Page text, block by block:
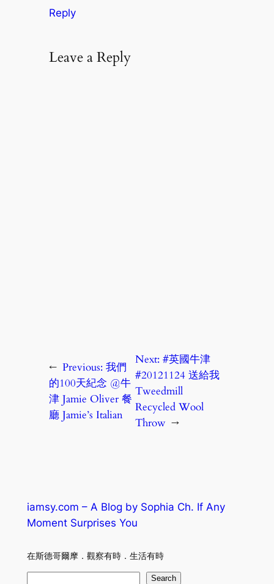
Reply
Leave a Reply
← Previous: 我們
的100天紀念 @牛
津 Jamie Oliver 餐
廳 Jamie’s Italian
Next: #英國牛津
#20121124 送給我
Tweedmill
Recycled Wool
Throw →
iamsy.com – A Blog by Sophia Ch. If Any
Moment Surprises You
在斯德哥爾摩．觀察有時．生活有時
Search